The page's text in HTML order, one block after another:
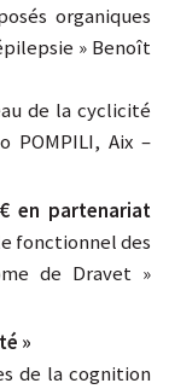
organiques
» Benoît
de la cyclicité
POMPILI, Aix –
en partenariat
fonctionnel des
de Dravet »
»
de la cognition